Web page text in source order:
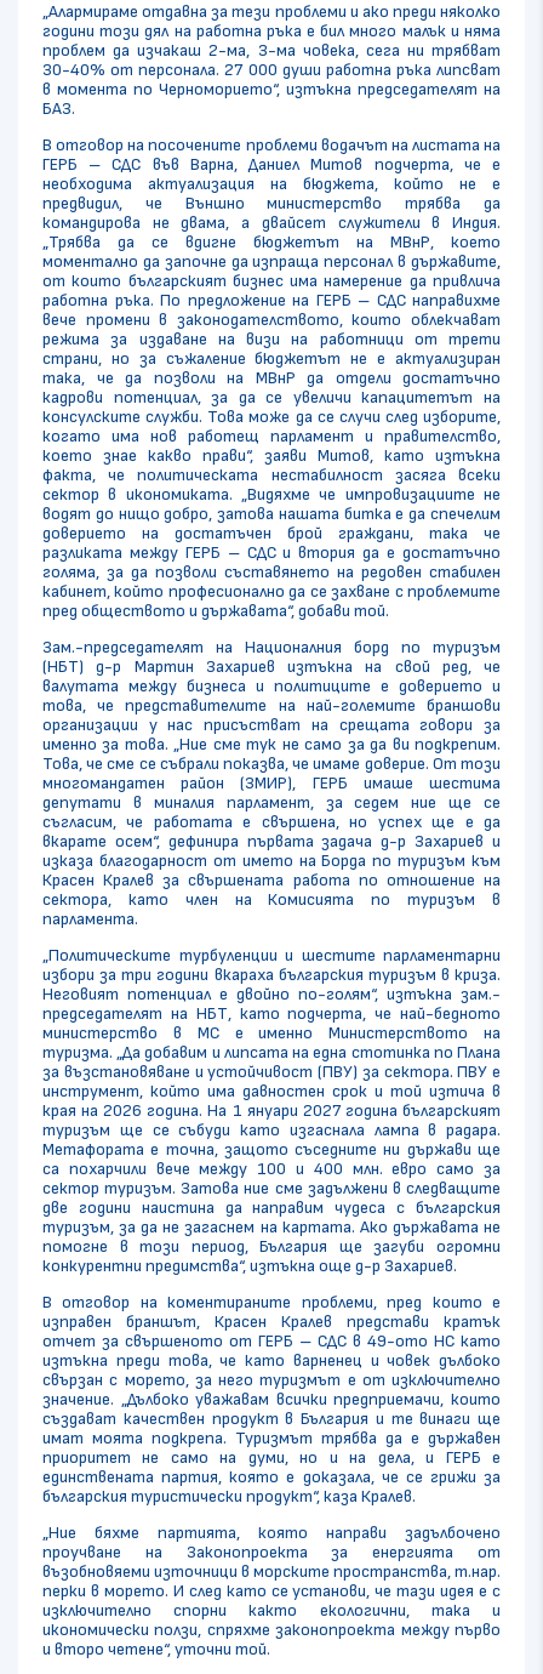
„Алармираме отдавна за тези проблеми и ако преди няколко
години този дял на работна ръка е бил много малък и няма
проблем да изчакаш 2-ма, 3-ма човека, сега ни трябват
30-40% от персонала. 27 000 души работна ръка липсват
в момента по Черноморието“, изтъкна председателят на
БАЗ.
В отговор на посочените проблеми водачът на листата на
ГЕРБ – СДС във Варна, Даниел Митов подчерта, че е
необходима актуализация на бюджета, който не е
предвидил, че Външно министерство трябва да
командирова не двама, а двайсет служители в Индия.
„Трябва да се вдигне бюджетът на МВнР, което
моментално да започне да изпраща персонал в държавите,
от които българският бизнес има намерение да привлича
работна ръка. По предложение на ГЕРБ – СДС направихме
вече промени в законодателството, които облекчават
режима за издаване на визи на работници от трети
страни, но за съжаление бюджетът не е актуализиран
така, че да позволи на МВнР да отдели достатъчно
кадрови потенциал, за да се увеличи капацитетът на
консулските служби. Това може да се случи след изборите,
когато има нов работещ парламент и правителство,
което знае какво прави“, заяви Митов, като изтъкна
факта, че политическата нестабилност засяга всеки
сектор в икономиката. „Видяхме че импровизациите не
водят до нищо добро, затова нашата битка е да спечелим
доверието на достатъчен брой граждани, така че
разликата между ГЕРБ – СДС и втория да е достатъчно
голяма, за да позволи съставянето на редовен стабилен
кабинет, който професионално да се захване с проблемите
пред обществото и държавата“, добави той.
Зам.-председателят на Националния борд по туризъм
(НБТ) д-р Мартин Захариев изтъкна на свой ред, че
валутата между бизнеса и политиците е доверието и
това, че представителите на най-големите браншови
организации у нас присъстват на срещата говори за
именно за това. „Ние сме тук не само за да ви подкрепим.
Това, че сме се събрали показва, че имаме доверие. От този
многомандатен район (3МИР), ГЕРБ имаше шестима
депутати в миналия парламент, за седем ние ще се
съгласим, че работата е свършена, но успех ще е да
вкарате осем“, дефинира първата задача д-р Захариев и
изказа благодарност от името на Борда по туризъм към
Красен Кралев за свършената работа по отношение на
сектора, като член на Комисията по туризъм в
парламента.
„Политическите турбуленции и шестите парламентарни
избори за три години вкараха българския туризъм в криза.
Неговият потенциал е двойно по-голям“, изтъкна зам.-
председателят на НБТ, като подчерта, че най-бедното
министерство в МС е именно Министерството на
туризма. „Да добавим и липсата на една стотинка по Плана
за възстановяване и устойчивост (ПВУ) за сектора. ПВУ е
инструмент, който има давностен срок и той изтича в
края на 2026 година. На 1 януари 2027 година българският
туризъм ще се събуди като изгаснала лампа в радара.
Метафората е точна, защото съседните ни държави ще
са похарчили вече между 100 и 400 млн. евро само за
сектор туризъм. Затова ние сме задължени в следващите
две години наистина да направим чудеса с българския
туризъм, за да не загаснем на картата. Ако държавата не
помогне в този период, България ще загуби огромни
конкурентни предимства“, изтъкна още д-р Захариев.
В отговор на коментираните проблеми, пред които е
изправен браншът, Красен Кралев представи кратък
отчет за свършеното от ГЕРБ – СДС в 49-ото НС като
изтъкна преди това, че като варненец и човек дълбоко
свързан с морето, за него туризмът е от изключително
значение. „Дълбоко уважавам всички предприемачи, които
създават качествен продукт в България и те винаги ще
имат моята подкрепа. Туризмът трябва да е държавен
приоритет не само на думи, но и на дела, и ГЕРБ е
единствената партия, която е доказала, че се грижи за
българския туристически продукт“, каза Кралев.
„Ние бяхме партията, която направи задълбочено
проучване на Законопроекта за енергията от
възобновяеми източници в морските пространства, т.нар.
перки в морето. И след като се установи, че тази идея е с
изключително спорни както екологични, така и
икономически ползи, спряхме законопроекта между първо
и второ четене“, уточни той.